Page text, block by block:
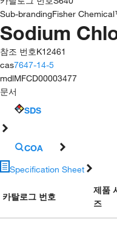
Sub-brandingFisher
Sodium
참조 번호K12461
cas7647-14-5
mdlMFCD00003477
문서
SDS
COA
Specification Sheet
카탈로그 번호
제품
즈